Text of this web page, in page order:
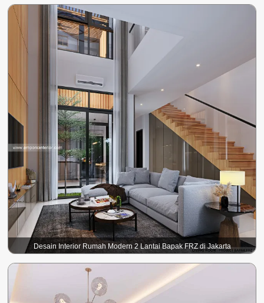
Desain Interior Rumah Modern 2 Lantai Bapak FRZ di Jakarta